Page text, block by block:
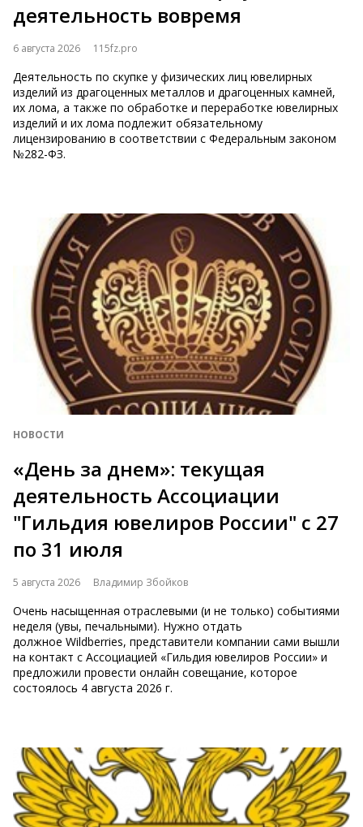
деятельность вовремя
6 августа 2026 115fz.pro
Деятельность по скупке у физических лиц ювелирных
изделий из драгоценных металлов и драгоценных камней,
их лома, а также по обработке и переработке ювелирных
изделий и их лома подлежит обязательному
лицензированию в соответствии с Федеральным зак​​​​​​​оном
№282-ФЗ.
НОВОСТИ
«День за днем»: текущая
деятельность Ассоциации
"Гильдия ювелиров России" с 27
по 31 июля
5 августа 2026 Владимир Збойков
Очень насыщенная отраслевыми (и не только) событиями
неделя (увы, печальными). Нужно отдать
должное Wildberries, представители компании сами вышли
на контакт с Ассоциацией «Гильдия ювелиров России» и
предложили провести онлайн совещание, которое
состоялось 4 августа 2026 г.